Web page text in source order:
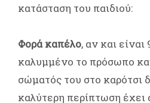
κατάσταση του παιδιού:
Φορά καπέλο, αν και
καλυμμένο το πρόσωπο
σώματός του στο καρότσι
καλύτερη περίπτωση έχει